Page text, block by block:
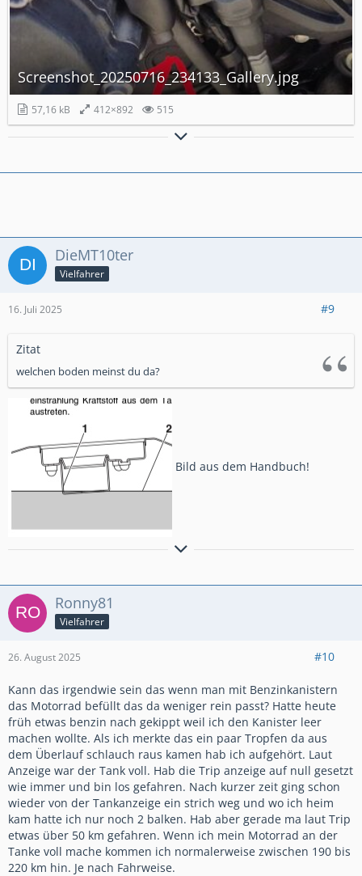
Screenshot_20250716_234133_Gallery.jpg
57,16 kB 412×892 515
Dominator+Leovince , ECU Flash
DieMT10ter
Vielfahrer
16. Juli 2025 #9
Zitat
welchen boden meinst du da?
Bild aus dem Handbuch!
2023er MT-10 SP (RN78) mit Acrapovic
Ronny81
Vielfahrer
26. August 2025 #10
Kann das irgendwie sein das wenn man mit Benzinkanistern
das Motorrad befüllt das da weniger rein passt? Hatte heute
früh etwas benzin nach gekippt weil ich den Kanister leer
machen wollte. Als ich merkte das ein paar Tropfen da aus
dem Überlauf schlauch raus kamen hab ich aufgehört. Laut
Anzeige war der Tank voll. Hab die Trip anzeige auf null gesetzt
wie immer und bin los gefahren. Nach kurzer zeit ging schon
wieder von der Tankanzeige ein strich weg und wo ich heim
kam hatte ich nur noch 2 balken. Hab aber gerade ma laut Trip
etwas über 50 km gefahren. Wenn ich mein Motorrad an der
Tanke voll mache kommen ich normalerweise zwischen 190 bis
220 km hin. Je nach Fahrweise.